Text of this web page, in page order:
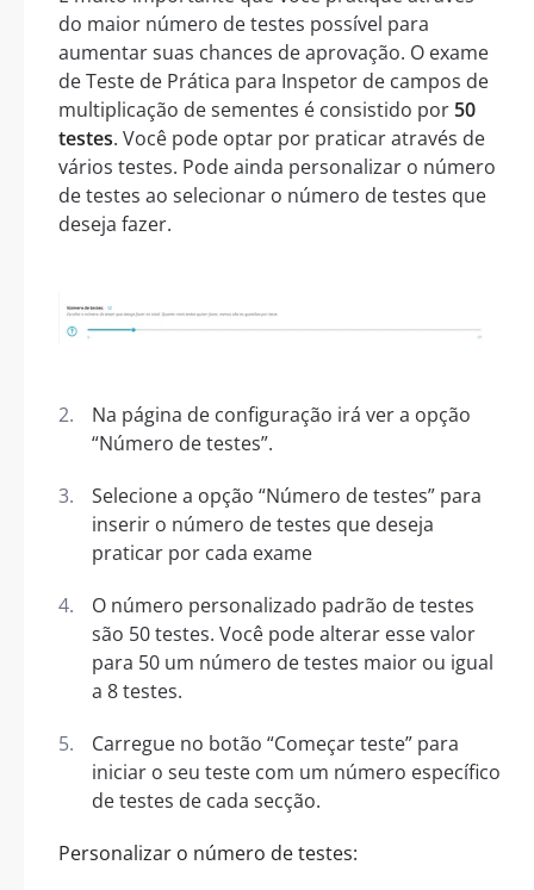
do maior número de testes possível para
aumentar suas chances de aprovação. O exame
de Teste de Prática para Inspetor de campos de
multiplicação de sementes é consistido por 50
testes. Você pode optar por praticar através de
vários testes. Pode ainda personalizar o número
de testes ao selecionar o número de testes que
deseja fazer.
Na página de configuração irá ver a opção
“Número de testes”.
Selecione a opção “Número de testes” para
inserir o número de testes que deseja
praticar por cada exame
O número personalizado padrão de testes
são 50 testes. Você pode alterar esse valor
para 50 um número de testes maior ou igual
a 8 testes.
Carregue no botão “Começar teste” para
iniciar o seu teste com um número específico
de testes de cada secção.
Personalizar o número de testes: